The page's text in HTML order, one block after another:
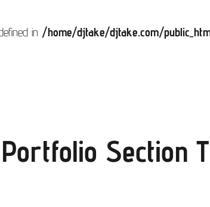
in /home/djtake/djtake.com/
Portfolio Section